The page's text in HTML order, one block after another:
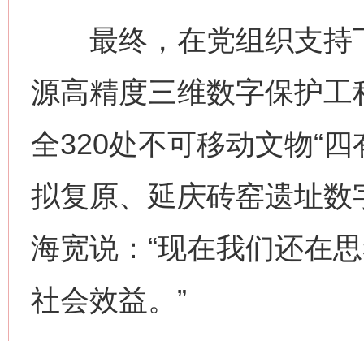
最终，在党组织支持
源高精度三维数字保护
全320处不可移动文物“
拟复原、延庆砖窑遗址
海宽说：“现在我们还在
社会效益。”